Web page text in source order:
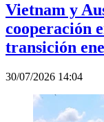
Vietnam y
cooperación
transición
30/07/2026 14:04